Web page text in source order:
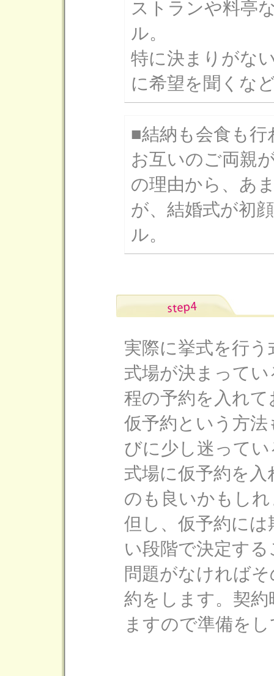
ストランや料亭
ル。
特に決まりがな
に希望を聞くな
■結納も会食も行
お互いのご両親
の理由から、あ
が、結婚式が初
ル。
実際に挙式を行
式場が決まって
程の予約を入れ
仮予約という方
びに少し迷って
式場に仮予約を
のも良いかもし
但し、仮予約に
い段階で決定す
問題がなければ
約をします。契
ますので準備を